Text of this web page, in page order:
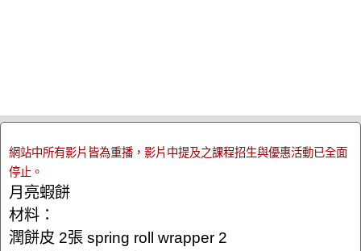
網站中所有影片皆為重播，影片中提及之課程招生與優惠活動已全面
停止。
月亮蝦餅
材料：
潤餅皮 2張 spring roll wrapper 2